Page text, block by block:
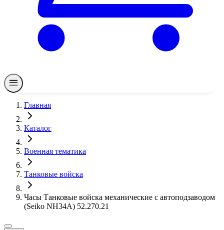
Главная
Каталог
Военная тематика
Танковые войска
Часы Танковые войска механические с автоподзаводом
(Seiko NH34A) 52.270.21